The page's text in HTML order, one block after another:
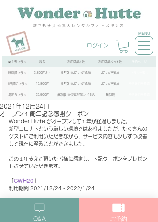
誰でも使える無人レンタルフォトスタジオ
ログイン
🧩主要プラン 料金 利用可能人数 利用可能ペット数
時間貸プラン 2,800円/h～ 5名迄 ※ｵﾌﾟｼｮﾝで追加 ｵﾌﾟｼｮﾝで追加
1日貸切プラン 12,800円 5名迄 ※ｵﾌﾟｼｮﾝで追加 ｵﾌﾟｼｮﾝで追加
撮影会プラン 22,500円 無制限 ※快適利用は～15名 無制限
MENU
オープン１周年記念感謝クーポン
2021年12月24日
Wonder Hutte がオープンして１年が経過しました。
新型コロナ下という厳しい環境ではありましたが、たくさんの
ゲストにご利用いただきながら、サービス内容も少しずつ改善
して現在に至ることができました。
この１年支えて頂いた皆様に感謝し、下記クーポンをプレゼン
トさせていただきます。
GWH20
利用期間 2021/12/24 - 2022/1/24
今後もぜひ当スタジオを応援頂けますと幸いです。
Q&A ご予約